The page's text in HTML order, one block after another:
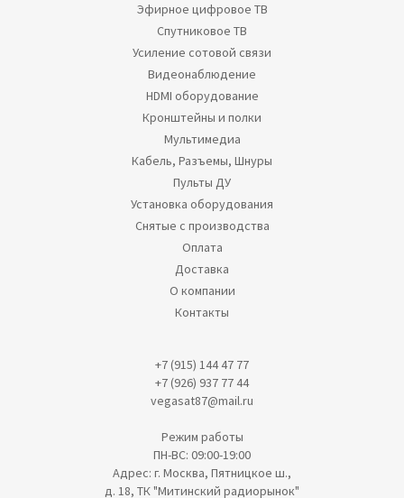
Эфирное цифровое ТВ
Спутниковое ТВ
Усиление сотовой связи
Видеонаблюдение
HDMI оборудование
Кронштейны и полки
Мультимедиа
Кабель, Разъемы, Шнуры
Пульты ДУ
Установка оборудования
Снятые с производства
Оплата
Доставка
О компании
Контакты
+7 (915) 144 47 77
+7 (926) 937 77 44
vegasat87@mail.ru
Режим работы
ПН-ВС: 09:00-19:00
Адрес: г. Москва, Пятницкое ш.,
д. 18, ТК "Митинский радиорынок"